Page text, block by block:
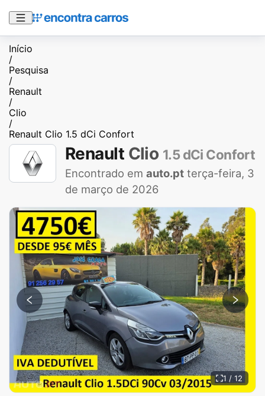
Início
/
Pesquisa
/
Renault
/
Clio
/
Renault Clio 1.5 dCi Confort
Renault Clio 1.5 dCi Confort
Encontrado em auto.pt terça-feira, 3
de março de 2026
1 / 12